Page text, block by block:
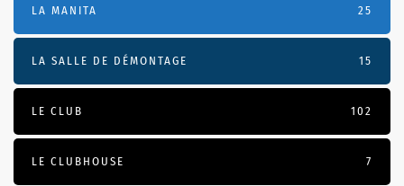
LA MANITA 25
LA SALLE DE DÉMONTAGE 15
LE CLUB 102
LE CLUBHOUSE 7